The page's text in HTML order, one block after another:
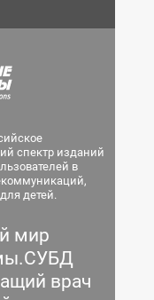
спектр изданий
в
детей.
мир
врач